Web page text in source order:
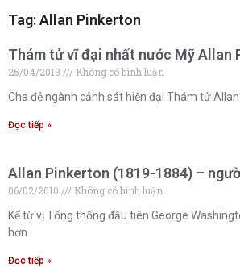
Tag: Allan Pinkerton
Thám tử vĩ đại nhất nước Mỹ Allan
25/04/2013
Không có bình luận
Cha đẻ ngành cảnh sát hiện đại Thám tử
Đọc tiếp »
Allan Pinkerton (1819-1884) –
06/02/2010
Không có bình luận
Kể từ vị Tổng thống đầu tiên George
hơn
Đọc tiếp »